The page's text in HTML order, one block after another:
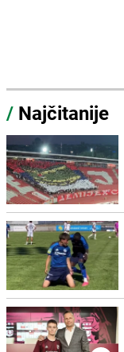
/ Najčitanije